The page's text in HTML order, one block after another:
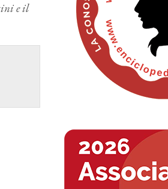
e il